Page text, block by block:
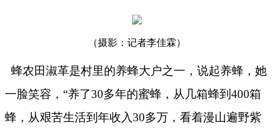
（摄影：记者李佳霖）
蜂农田淑革是村里的养蜂大户之一，说起养蜂，她
一脸笑容，“养了30多年的蜜蜂，从几箱蜂到 400箱
蜂，从艰苦生活到年收入 30多万，看着漫山遍野紫